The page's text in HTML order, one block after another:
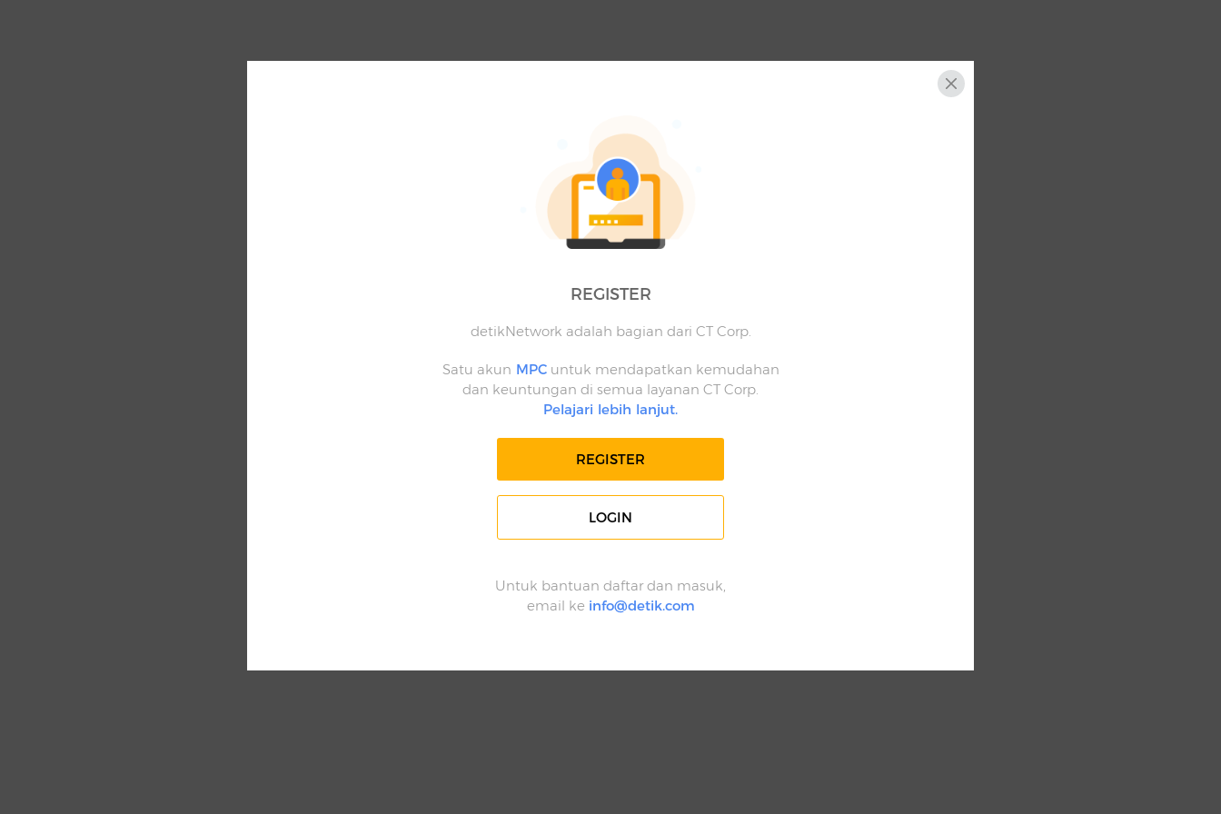
REGISTER
detikNetwork adalah bagian dari CT Corp.
Satu akun MPCuntuk mendapatkan kemudahan
dan keuntungan di semua layanan CT Corp.
Pelajari lebih lanjut.
REGISTER
LOGIN
Untuk bantuan daftar dan masuk,
email ke info@detik.com